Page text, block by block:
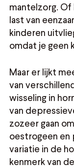
mantelzorg.
last van
kinderen
omdat je geen
Maar er lijkt
van
wisseling in
van
zozeer gaan
oestrogeen en
variatie in de
kenmerk van